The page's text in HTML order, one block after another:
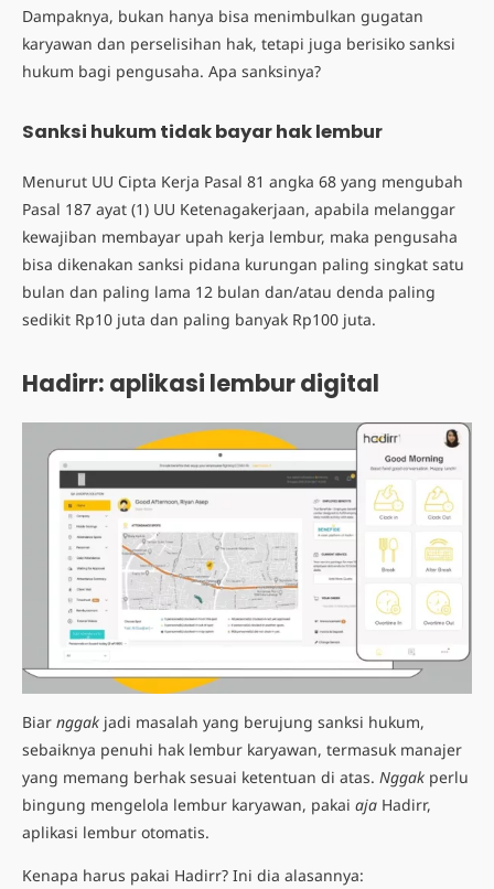
Dampaknya, bukan hanya bisa menimbulkan gugatan
karyawan dan perselisihan hak, tetapi juga berisiko sanksi
hukum bagi pengusaha. Apa sanksinya?
Sanksi hukum tidak bayar hak lembur
Menurut UU Cipta Kerja Pasal 81 angka 68 yang mengubah
Pasal 187 ayat (1) UU Ketenagakerjaan, apabila melanggar
kewajiban membayar upah kerja lembur, maka pengusaha
bisa dikenakan sanksi pidana kurungan paling singkat satu
bulan dan paling lama 12 bulan dan/atau denda paling
sedikit Rp10 juta dan paling banyak Rp100 juta.
Hadirr: aplikasi lembur digital
Biar nggak jadi masalah yang berujung sanksi hukum,
sebaiknya penuhi hak lembur karyawan, termasuk manajer
yang memang berhak sesuai ketentuan di atas. Nggak perlu
bingung mengelola lembur karyawan, pakai aja Hadirr,
aplikasi lembur otomatis.
Kenapa harus pakai Hadirr? Ini dia alasannya: